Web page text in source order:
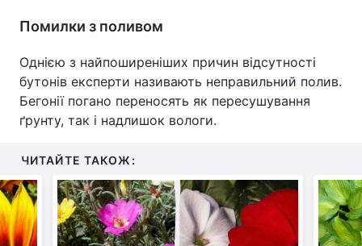
Помилки з поливом
Однією з найпоширеніших причин відсутності
бутонів експерти називають неправильний полив.
Бегонії погано переносять як пересушування
ґрунту, так і надлишок вологи.
ЧИТАЙТЕ ТАКОЖ: